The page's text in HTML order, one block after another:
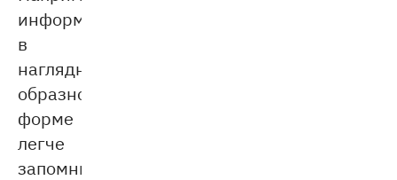
информацию
в
наглядно-
образной
форме
легче
запомнить,